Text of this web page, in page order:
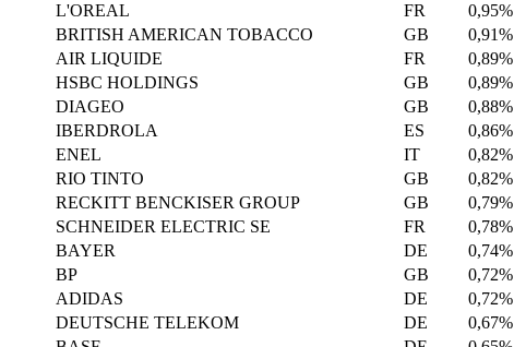
L'OREAL
FR
0,95%
BRITISH AMERICAN TOBACCO
GB
0,91%
AIR LIQUIDE
FR
0,89%
HSBC HOLDINGS
GB
0,89%
DIAGEO
GB
0,88%
IBERDROLA
ES
0,86%
ENEL
IT
0,82%
RIO TINTO
GB
0,82%
RECKITT BENCKISER GROUP
GB
0,79%
SCHNEIDER ELECTRIC SE
FR
0,78%
BAYER
DE
0,74%
BP
GB
0,72%
ADIDAS
DE
0,72%
DEUTSCHE TELEKOM
DE
0,67%